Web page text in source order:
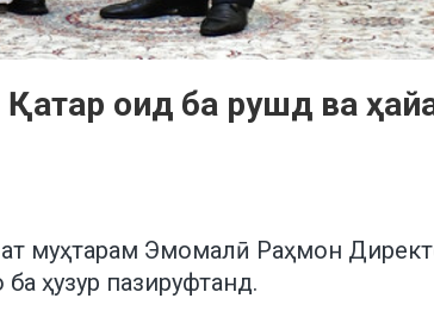
оид ба рушд ва
муҳтарам Эмомалӣ Раҳмон
ҳузур пазируфтанд.